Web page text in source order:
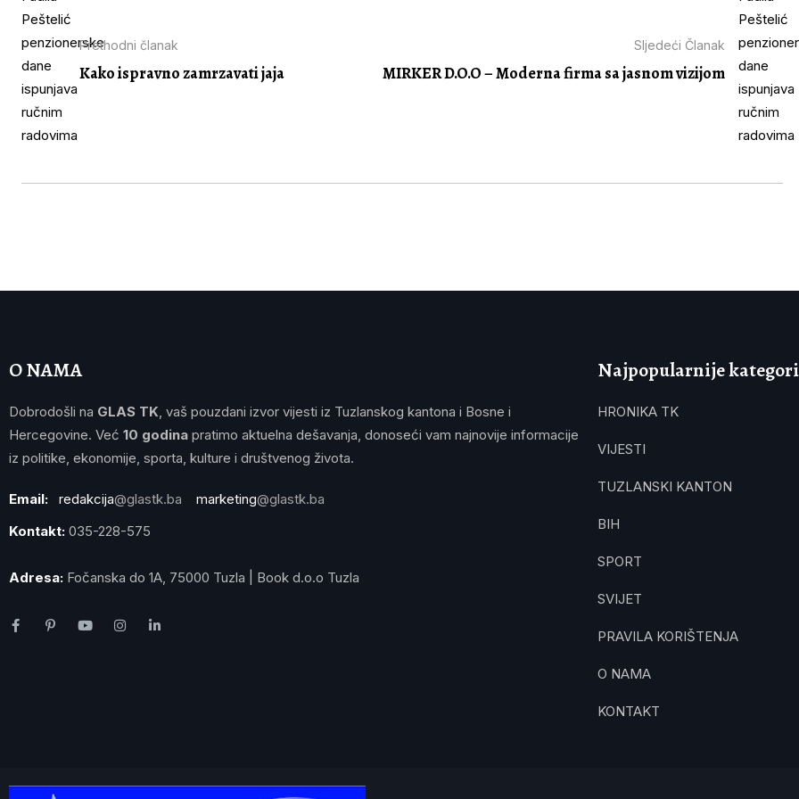
Prethodni članak
Kako ispravno zamrzavati jaja
Sljedeći Članak
MIRKER D.O.O – Moderna firma sa jasnom vizijom
O NAMA
Dobrodošli na GLAS TK, vaš pouzdani izvor vijesti iz Tuzlanskog kantona i Bosne i
Hercegovine. Već 10 godina pratimo aktuelna dešavanja, donoseći vam najnovije informacije
iz politike, ekonomije, sporta, kulture i društvenog života.
Email: redakcija@glastk.ba marketing@glastk.ba
Kontakt: 035-228-575
Adresa: Fočanska do 1A, 75000 Tuzla | Book d.o.o Tuzla
Najpopularnije
HRONIKA TK
VIJESTI
TUZLANSKI KANTON
BIH
SPORT
SVIJET
PRAVILA KORIŠTENJA
O NAMA
KONTAKT